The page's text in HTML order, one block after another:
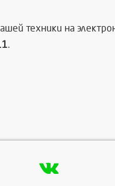
техники на
.